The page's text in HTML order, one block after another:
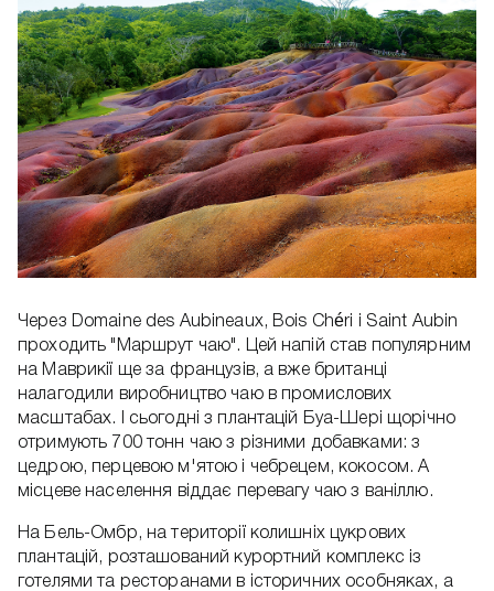
Через Domaine des Aubineaux, Bois Chéri і Saint Aubin
проходить "Маршрут чаю". Цей напій став популярним
на Маврикії ще за французів, а вже британці
налагодили виробництво чаю в промислових
масштабах. І сьогодні з плантацій Буа-Шері щорічно
отримують 700 тонн чаю з різними добавками: з
цедрою, перцевою м'ятою і чебрецем, кокосом. А
місцеве населення віддає перевагу чаю з ваніллю.
На Бель-Омбр, на території колишніх цукрових
плантацій, розташований курортний комплекс із
готелями та ресторанами в історичних особняках, а